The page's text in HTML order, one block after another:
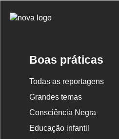
Logo
Boas práticas
Todas as reportagens
Grandes temas
Consciência Negra
Educação infantil